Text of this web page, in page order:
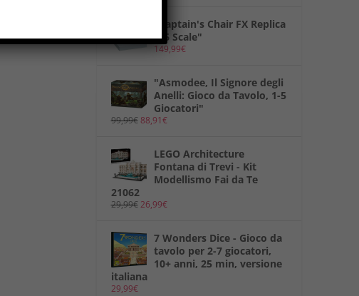
"Captain's Chair FX Replica
1/6 Scale"
149,99€
"Asmodee, Il Signore degli
Anelli: Gioco da Tavolo, 1-5
Giocatori"
99,99€ 88,91€
LEGO Architecture
Fontana di Trevi - Kit
Modellismo Fai da Te
21062
29,99€ 26,99€
7 Wonders Dice - Gioco da
tavolo per 2-7 giocatori,
10+ anni, 25 min, versione
italiana
29,99€